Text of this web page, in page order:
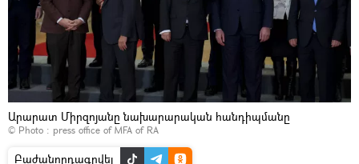
Արարատ Միրզոյանը նախարարական հանդիպմանը
© Photo : press office of MFA of RA
Բաժանորդագրվել